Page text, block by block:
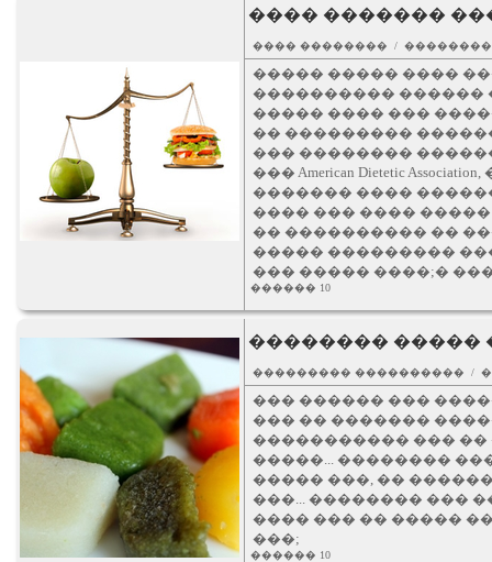
���� �������
���� �������� /
����� ����� ����
���������� ������
����� ���� ���
�� ���������
��� ��������
��� American Dietetic
������� ����
���� ��� ����
�� ���������� ��
����� ���������
��� ����� ����;�
������ 10
�������� �����
��������� ���������� /
��� ������ ���
��� �� �������
����������� ���
�����... ��������
����� ���, ��
���... �������� ���
���� ��� �� �����
���;
������ 10